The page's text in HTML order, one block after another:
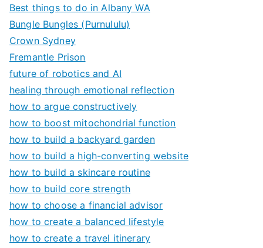
Best things to do in Albany WA
Bungle Bungles (Purnululu)
Crown Sydney
Fremantle Prison
future of robotics and AI
healing through emotional reflection
how to argue constructively
how to boost mitochondrial function
how to build a backyard garden
how to build a high-converting website
how to build a skincare routine
how to build core strength
how to choose a financial advisor
how to create a balanced lifestyle
how to create a travel itinerary